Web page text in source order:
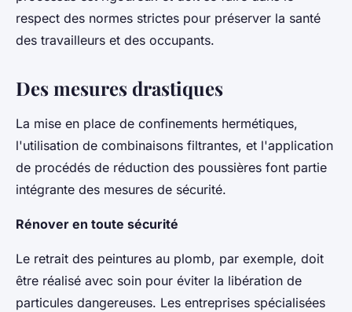
respect des normes strictes pour préserver la santé
des travailleurs et des occupants.
Des mesures drastiques
La mise en place de confinements hermétiques,
l'utilisation de combinaisons filtrantes, et l'application
de procédés de réduction des poussières font partie
intégrante des mesures de sécurité.
Rénover en toute sécurité
Le retrait des peintures au plomb, par exemple, doit
être réalisé avec soin pour éviter la libération de
particules dangereuses. Les entreprises spécialisées